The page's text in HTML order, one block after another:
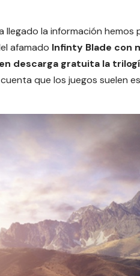
llegado la información hemos
afamado Infinty Blade con
descarga gratuita la
que los juegos suelen